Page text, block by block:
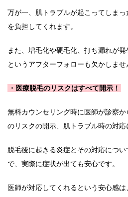
万が一、肌トラブルが起こってしま
を負担してくれます。
また、増毛化や硬毛化、打ち漏れが
というアフターフォローも欠かしませ
・医療脱毛のリスクはすべて開示！
無料カウンセリング時に医師が診察
のリスクの開示、肌トラブル時の対応
脱毛後に起きる炎症とその対応につ
で、実際に症状が出ても安心です。
医師が対応してくれるという安心感